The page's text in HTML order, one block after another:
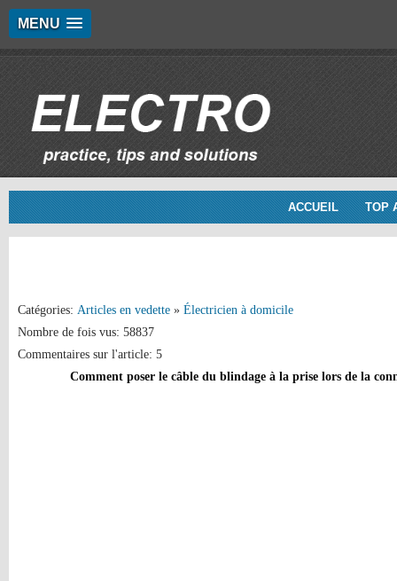
MENU
ACCUEIL TOP
Catégories: Articles en vedette » Électricien à domicile
Nombre de fois vus: 58837
Commentaires sur l'article: 5
Comment poser le câble du blindage à la prise lors de la